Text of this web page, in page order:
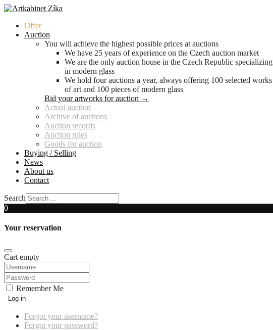
Offer
Auction
You will achieve the highest possible prices at auctions
We have 25 years of experience on the Czech auction market
We are the only auction house in the Czech Republic specializing
in modern glass
We hold four auctions a year, always offering 100 selected works
of art and 100 pieces of modern glass
Bid your artworks for auction →
Actual auction
Archive of auctions
Auction records
Auction rules
Goods for auction
Buying / Selling
News
About us
Contact
Search
0
Your reservation
Cart empty
Remember Me
Log in
Forgot your username?
Forgot your password?